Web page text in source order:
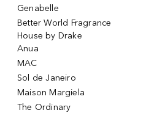
Genabelle
Better World Fragrance
House by Drake
Anua
MAC
Sol de Janeiro
Maison Margiela
The Ordinary